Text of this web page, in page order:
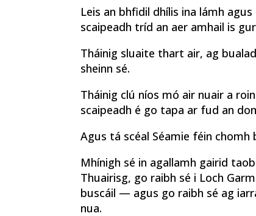
Leis an bhfidil dhílis ina lámh
scaipeadh tríd an aer amhail is
Tháinig sluaite thart air, ag
sheinn sé.
Tháinig clú níos mó air nuair a
scaipeadh é go tapa ar fud an
Agus tá scéal Séamie féin chomh
Mhínigh sé in agallamh gairid
Thuairisg, go raibh sé i Loch
buscáil — agus go raibh sé ag
nua.